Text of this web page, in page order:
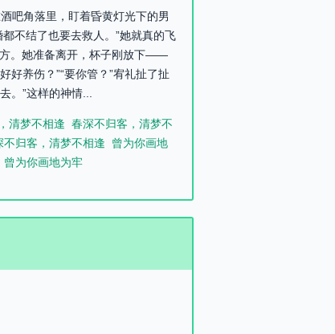
吧角落里，盯着昏黄灯光下的男
不结了也要去救人。”她就真的飞
方。她准备离开，杯子刚放下——
养伤？”“要你管？”宥礼扯了扯
。”这样的神情...
清梦不相逢 春深不归客，清梦不
不归客，清梦不相逢
曾为你画地
曾为你画地为牢